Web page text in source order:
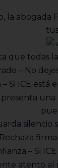
la
que todas
– No
– Si ICE
presenta
silencio
– Si
atento